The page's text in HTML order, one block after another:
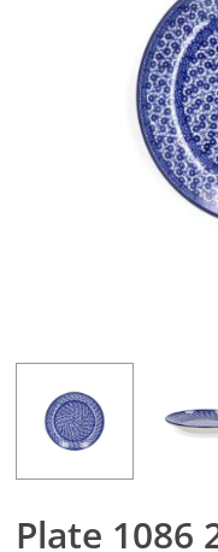
Plate 1086